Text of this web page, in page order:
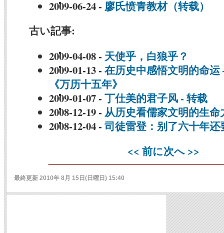
2009-06-24- 廖氏愤青教材（转载）
古い記事:
2009-04-08- 天使乎，白狼乎？
2009-01-13- 在历史中感悟文明的命
《万历十五年》
2009-01-07- 丁仕美的君子风 - 转载
2008-12-19- 从历史看儒家文明的生命
2008-12-04- 司徒雷登：别了六十年还
<< 前に次へ >>
最終更新 2010年 8月 15日(日曜日) 15:40